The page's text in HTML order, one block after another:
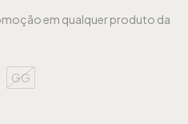
em qualquer produto da
GG